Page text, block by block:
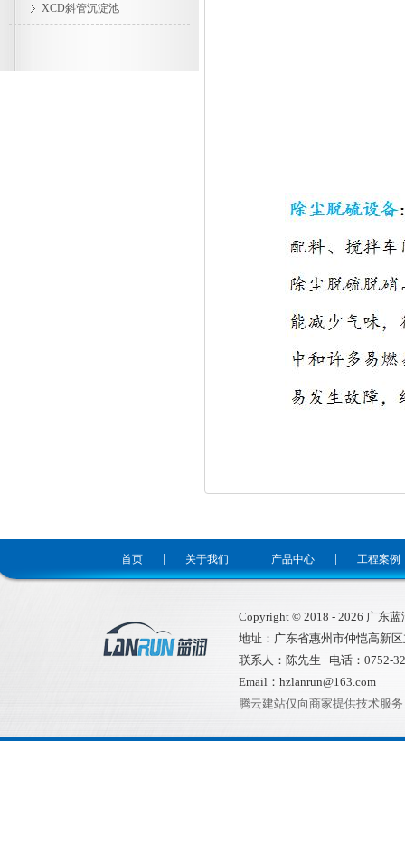
XCD斜管沉淀池
首页 关于我们 产品中心 工程案例
Copyright © 2018 - 2026 广东蓝
地址：广东省惠州市仲恺高新
联系人：陈先生 电话：0752-
Email：hzlanrun@163.com
腾云建站仅向商家提供技术服务